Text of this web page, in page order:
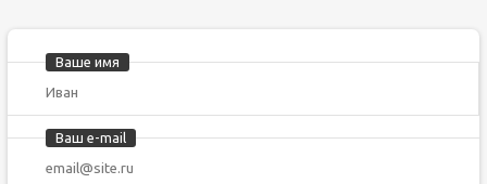
Ваше имя
Ваш e-mail